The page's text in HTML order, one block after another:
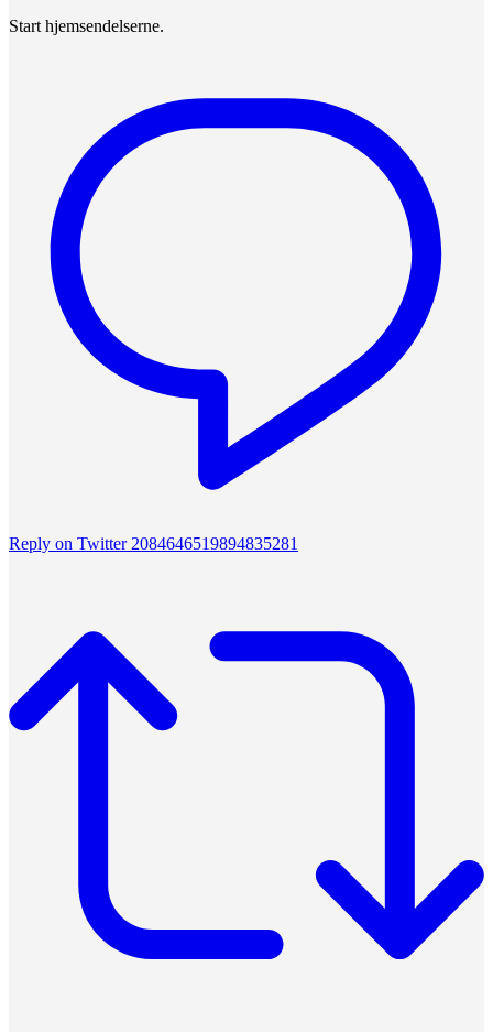
Start hjemsendelserne.
Reply on Twitter 2084646519894835281